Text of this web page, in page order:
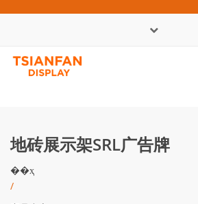
地砖展示架SRL广告牌
��ҳ
/